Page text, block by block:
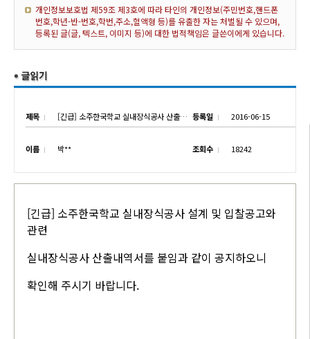
개인정보보호법 제59조 제3호에 따라 타인의 개인정보(주민번호,핸드폰
번호,학년-반-번호,학번,주소,혈액형 등)를 유출한 자는 처벌될 수 있으며,
등록된 글(글, 텍스트, 이미지 등)에 대한 법적책임은 글쓴이에게 있습니다.
제목 [긴급] 소주한국학교 실내장식공사 산출내역서 공지 등록일 2016-06-15
이름 박** 조회수 18242
[긴급] 소주한국학교 실내장식공사 설계 및 입찰공고와
관련
실내장식공사 산출내역서를 붙임과 같이 공지하오니
확인해 주시기 바랍니다.